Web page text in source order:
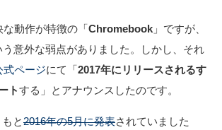
動作が特徴の「 Chromebook 」ですが、
意外な弱点がありました。しかし、それ
式ページにて「 2017年にリリースされるす
トする」とアナウンスしたのです。
と2016年の5月に発表されていました